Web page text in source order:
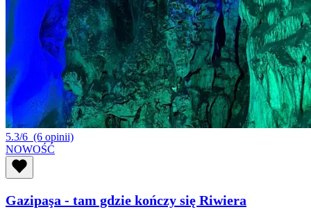
5.3/6 (6 opinii)
NOWOŚĆ
Gazipaşa - tam gdzie kończy się Riwiera